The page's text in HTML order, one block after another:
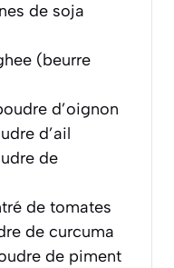
de soja
(beurre
d’oignon
d’ail
de
de tomates
de curcuma
de piment